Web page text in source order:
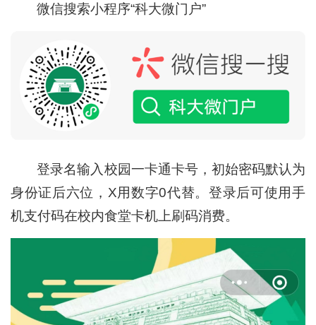
微信搜索小程序“科大微门户”
登录名输入校园一卡通卡号，初始密码默认为
身份证后六位，X用数字0代替。登录后可使用手
机支付码在校内食堂卡机上刷码消费。